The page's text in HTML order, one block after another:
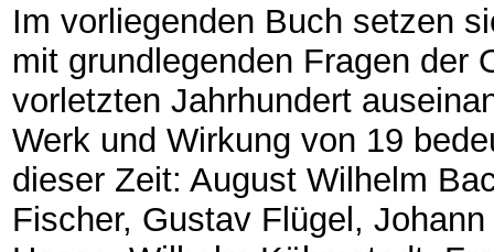
Im vorliegenden Buch setzen
mit grundlegenden Fragen der
vorletzten Jahrhundert
Werk und Wirkung von 19
dieser Zeit: August Wilhelm
Fischer, Gustav Flügel,